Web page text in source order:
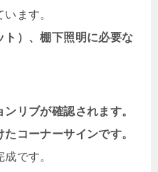
ます。
ト）、棚下照明に必要な
リブが確認されます。
コーナーサインです。
です。